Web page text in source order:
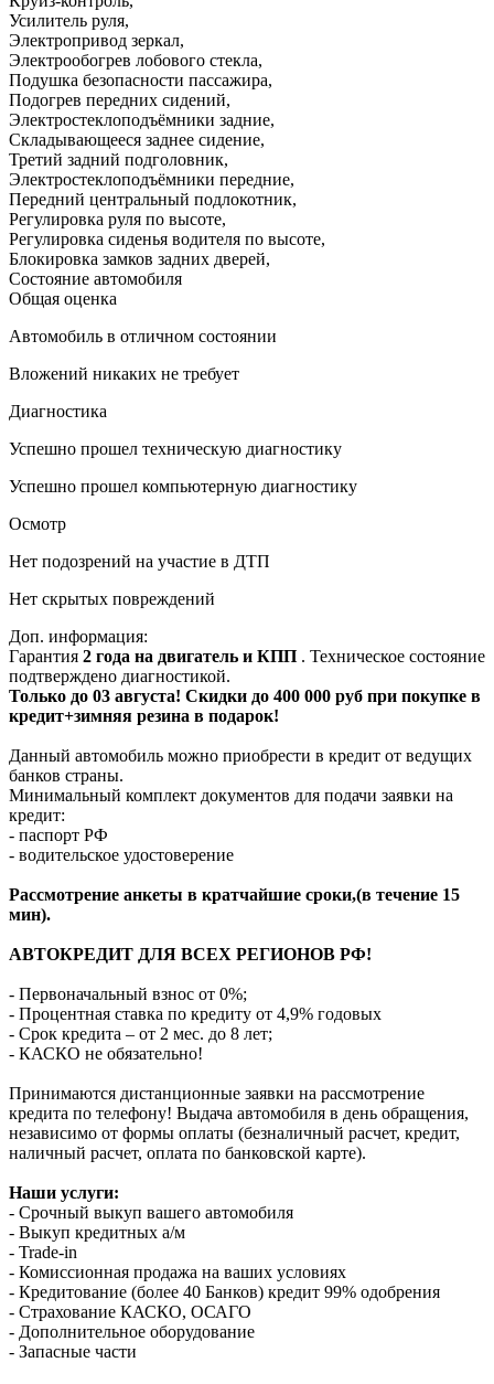
Усилитель руля,
Электропривод зеркал,
Электрообогрев лобового стекла,
Подушка безопасности пассажира,
Подогрев передних сидений,
Электростеклоподъёмники задние,
Складывающееся заднее сидение,
Третий задний подголовник,
Электростеклоподъёмники передние,
Передний центральный подлокотник,
Регулировка руля по высоте,
Регулировка сиденья водителя по высоте,
Блокировка замков задних дверей,
Состояние автомобиля
Общая оценка
Автомобиль в отличном состоянии
Вложений никаких не требует
Диагностика
Успешно прошел техническую диагностику
Успешно прошел компьютерную диагностику
Осмотр
Нет подозрений на участие в ДТП
Нет скрытых повреждений
Доп. информация:
Гарантия 2 года на двигатель и КПП . Техническое состояние
подтверждено диагностикой.
Только до 03 августа! Скидки до 400 000 руб при покупке в
кредит+зимняя резина в подарок!
Данный автомобиль можно приобрести в кредит от ведущих
банков страны.
Минимальный комплект документов для подачи заявки на
кредит:
- паспорт РФ
- водительское удостоверение
Рассмотрение анкеты в кратчайшие сроки,(в течение 15
мин).
АВТОКРЕДИТ ДЛЯ ВСЕХ РЕГИОНОВ РФ!
- Первоначальный взнос от 0%;
- Процентная ставка по кредиту от 4,9% годовых
- Срок кредита – от 2 мес. до 8 лет;
- КАСКО не обязательно!
Принимаются дистанционные заявки на рассмотрение
кредита по телефону! Выдача автомобиля в день обращения,
независимо от формы оплаты (безналичный расчет, кредит,
наличный расчет, оплата по банковской карте).
Наши услуги:
- Срочный выкуп вашего автомобиля
- Выкуп кредитных а/м
- Trade-in
- Комиссионная продажа на ваших условиях
- Кредитование (более 40 Банков) кредит 99% одобрения
- Страхование КАСКО, ОСАГО
- Дополнительное оборудование
- Запасные части